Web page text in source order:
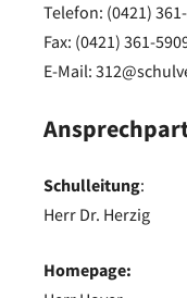
Telefon: (0421)
Fax: (0421) 361-
E-Mail:
Schulleitung:
Herr Dr. Herzig
Homepage: